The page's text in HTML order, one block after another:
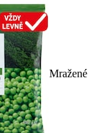
Mražené